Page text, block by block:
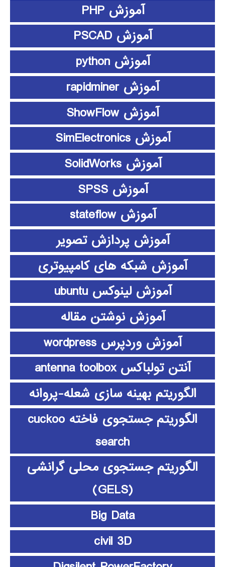
آموزش PHP
آموزش PSCAD
آموزش python
آموزش rapidminer
آموزش ShowFlow
آموزش SimElectronics
آموزش SolidWorks
آموزش SPSS
آموزش stateflow
آموزش پردازش تصویر
آموزش شبکه های کامپیوتری
آموزش لینوکس ubuntu
آموزش نوشتن مقاله
آموزش وردپرس wordpress
آنتن تولباکس antenna toolbox
الگوریتم بهینه سازی شعله-پروانه
الگوریتم جستجوی فاخته cuckoo
search
الگوریتم جستجوی محلی گرانشی
(GELS)
Big Data
civil 3D